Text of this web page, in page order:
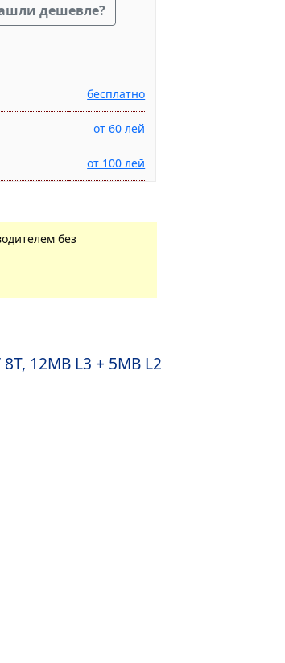
дешевле?
бесплатно
от 60 лей
от 100 лей
без
12MB L3 + 5MB L2